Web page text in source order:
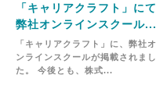
「キャリアクラフト」にて
弊社オンラインスクール...
「キャリアクラフト」に、弊社オ
ンラインスクールが掲載されまし
た。 今後とも、株式...